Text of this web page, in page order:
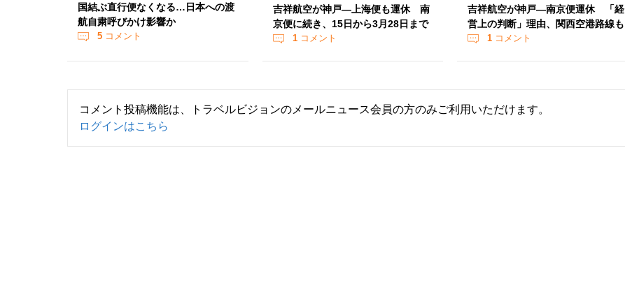
国結ぶ直行便なくなる…日本への渡
航自粛呼びかけ影響か
5 コメント
吉祥航空が神戸―上海便も運休 南
京便に続き、15日から3月28日まで
1コメント
吉祥航空が神戸―南京便運休 「経
営上の判断」理由、関西空港路線も
1 コメント
コメント投稿機能は、トラベルビジョンのメールニュース会員の方のみご利用いただけます。
ログインはこちら